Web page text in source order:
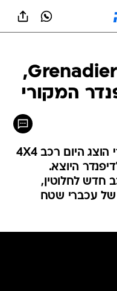
Ineos מציגה את Grenadier,
המקורי
בתזמון שאינו יכול להיות מקרי הוצג היום רכב 4X4
היוצא.
חדש לחלוטין,
עכברי שטח